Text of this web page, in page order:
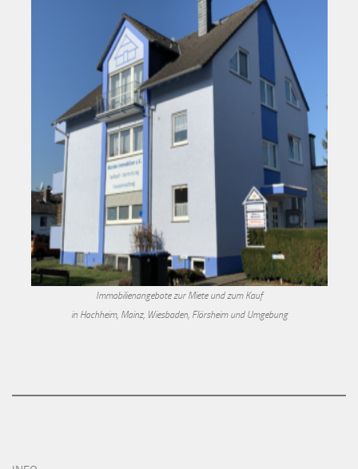
Immobilienangebote zur Miete und zum Kauf
in Hochheim, Mainz, Wiesbaden, Flörsheim und Umgebung